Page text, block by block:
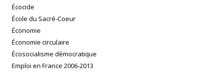
Écocide
École du Sacré-Coeur
Économie
Économie circulaire
Écosocialisme démocratique
Emploi en France 2006-2013